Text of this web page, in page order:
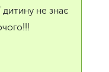
не знає